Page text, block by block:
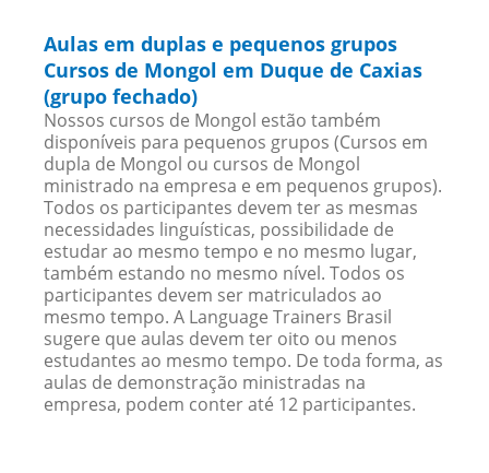
Aulas em duplas e pequenos grupos
Cursos de Mongol em Duque de Caxias
(grupo fechado)
Nossos cursos de Mongol estão também
disponíveis para pequenos grupos (Cursos em
dupla de Mongol ou cursos de Mongol
ministrado na empresa e em pequenos grupos).
Todos os participantes devem ter as mesmas
necessidades linguísticas, possibilidade de
estudar ao mesmo tempo e no mesmo lugar,
também estando no mesmo nível. Todos os
participantes devem ser matriculados ao
mesmo tempo. A Language Trainers Brasil
sugere que aulas devem ter oito ou menos
estudantes ao mesmo tempo. De toda forma, as
aulas de demonstração ministradas na
empresa, podem conter até 12 participantes.